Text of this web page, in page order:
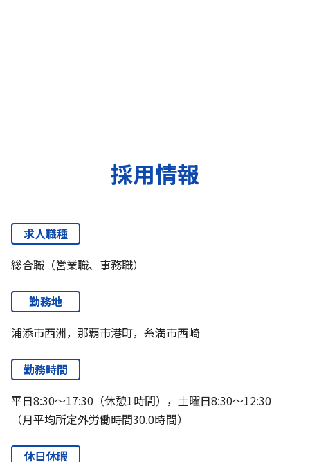
採用情報
求人職種
総合職（営業職、事務職）
勤務地
浦添市西洲，那覇市港町，糸満市西崎
勤務時間
平日8:30～17:30（休憩1時間），土曜日8:30～12:30
（月平均所定外労働時間30.0時間）
休日休暇